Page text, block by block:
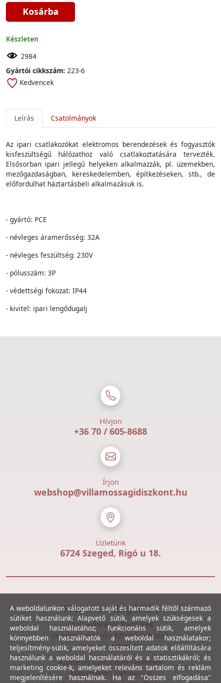
Kosárba
Készleten
2984
Gyártói cikkszám: 223-6
Kedvencek
Leírás Csatolmányok
Az ipari csatlakozókat elektromos berendezések és fogyasztók
kisfeszültségű hálózathoz való csatlakoztatására tervezték.
Elsősorban ipari jellegű helyeken alkalmazzák, pl. üzemekben,
mezőgazdaságban, kereskedelemben, építkezéseken, stb., de
előfordulhat háztartásbeli alkalmazásuk is.
- gyártó: PCE
- névleges áramerősség: 32A
- névleges feszültség: 230V
- pólusszám: 3P
- védettségi fokozat: IP44
- kivitel: ipari lengődugalj
Hívjon
+36 70 / 605-8688
Írjon
webshop@villamossagidiszkont.hu
Üzletünk
6724 Szeged, Rigó u 18.
Kiemelt kategóriák
Utolsó darabos termékek
Gewiss szerelvényezhető dobozok
Csövek, csatornák
Általános Szerződési Feltételek
Adatvédelmi Nyilatkozat
A weboldalunkon válogatott saját és harmadik féltől származó
sütiket használunk: Alapvető sütik, amelyek szükségesek a
weboldal használatához; funkcionális sütik, amelyek
könnyebben használhatók a weboldal használatakor;
teljesítmény-sütik, amelyeket összesített adatok előállítására
használunk a weboldal használatáról és a statisztikákról; és
marketing cookie-k, amelyeket releváns tartalom és reklám
megjelenítésére használnak. Ha az "Összes elfogadása"